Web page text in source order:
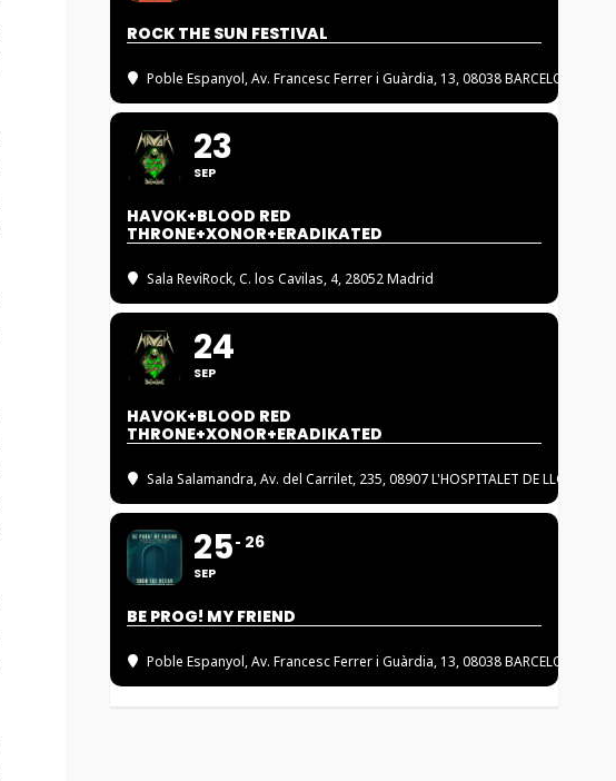
ROCK THE SUN FESTIVAL
Poble Espanyol, Av. Francesc Ferrer i Guàrdia, 13, 08038 BARCELONA
23
SEP
HAVOK+BLOOD RED
THRONE+XONOR+ERADIKATED
Sala ReviRock, C. los Cavilas, 4, 28052 Madrid
24
SEP
HAVOK+BLOOD RED
THRONE+XONOR+ERADIKATED
Sala Salamandra, Av. del Carrilet, 235, 08907 L'HOSPITALET DE LLOBREGAT
25
SEP
26
BE PROG! MY FRIEND
Poble Espanyol, Av. Francesc Ferrer i Guàrdia, 13, 08038 BARCELONA